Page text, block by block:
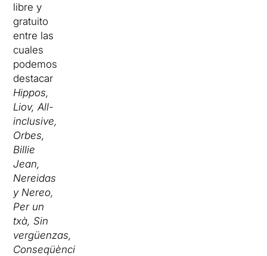
libre y
gratuito
entre las
cuales
podemos
destacar
Hippos,
Liov, All-
inclusive,
Orbes,
Billie
Jean,
Nereidas
y Nereo,
Per un
txà, Sin
vergüenzas,
Conseqüències,